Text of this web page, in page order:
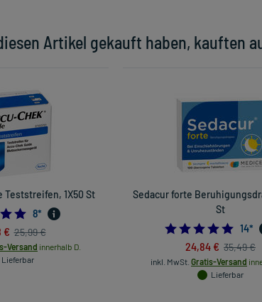
Artikel gekauft haben, kauften
Teststreifen, 1X50 St
4.75
8*
€ 25,99 €
Versand innerhalb D.
Lieferbar
Sedacur forte
St
5.0
14*
24,84 € 35,49 €
inkl. MwSt. Gratis-Versand
Lieferbar